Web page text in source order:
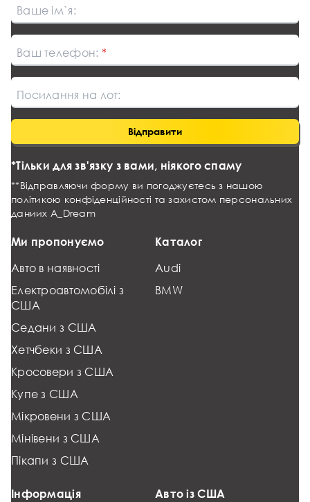
Ваше ім`я:
Ваш телефон:
Посилання на лот:
Відправити
*Тільки для зв'язку з вами, ніякого спаму
**Відправляючи форму ви погоджуєтесь з нашою
політикою конфіденційності та захистом персональних
даниих A_Dream
Ми пропонуємо
Авто в наявності
Електроавтомобілі з
США
Седани з США
Хетчбеки з США
Кросовери з США
Купе з США
Мікровени з США
Мінівени з США
Пікапи з США
Каталог
Audi
BMW
Інформація
Авто із США